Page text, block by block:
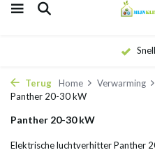
Terug Home Verwarming
Panther 20-30 kW
Panther 20-30 kW
Elektrische luchtverhitter Panther